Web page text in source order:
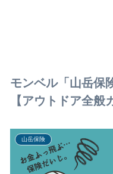
モンベル「山岳保
【アウトドア全般
山岳保険